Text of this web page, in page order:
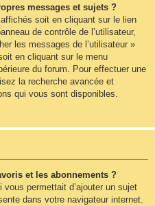
messages et sujets ?
soit en cliquant sur le lien
de contrôle de l’utilisateur,
les messages de l’utilisateur »
en cliquant sur le menu
du forum. Pour effectuer une
la recherche avancée et
qui vous sont disponibles.
et les abonnements ?
permettait d’ajouter un sujet
dans votre navigateur internet.